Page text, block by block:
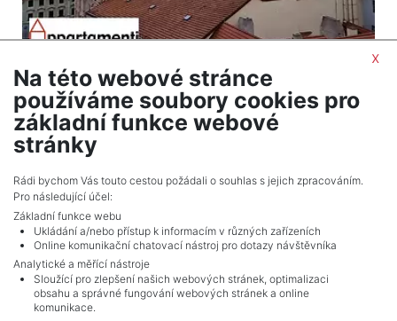
Apartment for sale / 1+kt (Studio) / 39 m
Praha 1 - Staré Město
Information about price at agency
Adverts total10.
x
Na této webové stránce
používáme soubory cookies pro
základní funkce webové
stránky
Rádi bychom Vás touto cestou požádali o souhlas s jejich zpracováním.
Pro následující účel:
Základní funkce webu
Ukládání a/nebo přístup k informacím v různých zařízeních
Online komunikační chatovací nástroj pro dotazy návštěvníka
Analytické a měřící nástroje
Sloužící pro zlepšení našich webových stránek, optimalizaci
obsahu a správné fungování webových stránek a online
komunikace.